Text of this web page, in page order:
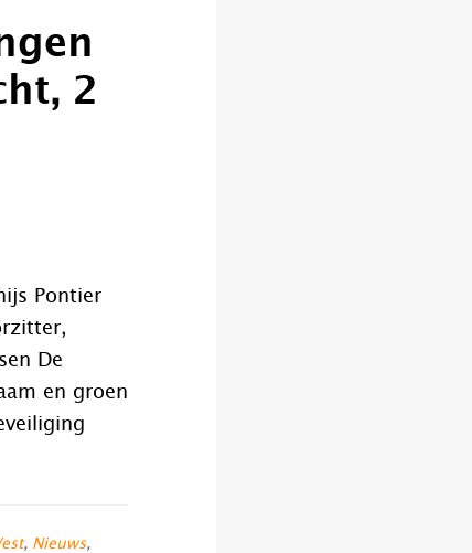
2
Pontier
De
en groen
, Nieuws,